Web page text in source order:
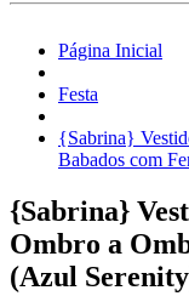
Página Inicial
Festa
{Sabrina}
Babados com
{Sabrina}
Ombro a
(Azul